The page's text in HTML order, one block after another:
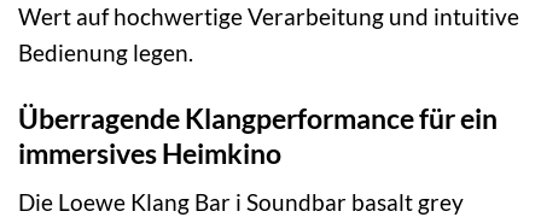
Wert auf hochwertige Verarbeitung und intuitive
Bedienung legen.
Überragende Klangperformance für ein
immersives Heimkino
Die Loewe Klang Bar i Soundbar basalt grey